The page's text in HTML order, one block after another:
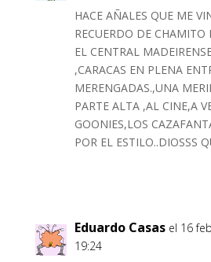
HACE AÑALES QUE ME
RECUERDO DE CHAMITO
EL CENTRAL
,CARACAS EN PLENA
MERENGADAS.,UNA
PARTE ALTA ,AL CINE,A
GOONIES,LOS
POR EL ESTILO..DIOSSS
Eduardo Casas el 16
19:24